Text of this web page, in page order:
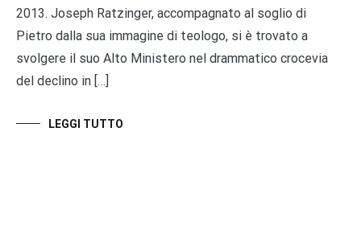
2013. Joseph Ratzinger, accompagnato al soglio di
Pietro dalla sua immagine di teologo, si è trovato a
svolgere il suo Alto Ministero nel drammatico crocevia
del declino in […]
LEGGI TUTTO